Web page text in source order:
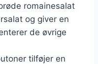
romainesalat
og giver en
de øvrige
tilføjer en